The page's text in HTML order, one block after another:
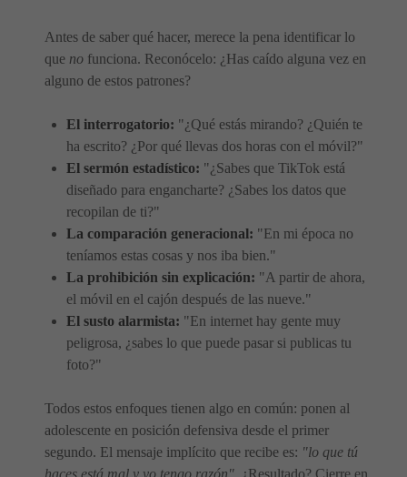
Antes de saber qué hacer, merece la pena identificar lo
que no funciona. Reconócelo: ¿Has caído alguna vez en
alguno de estos patrones?
El interrogatorio: "¿Qué estás mirando? ¿Quién te
ha escrito? ¿Por qué llevas dos horas con el móvil?"
El sermón estadístico: "¿Sabes que TikTok está
diseñado para engancharte? ¿Sabes los datos que
recopilan de ti?"
La comparación generacional: "En mi época no
teníamos estas cosas y nos iba bien."
La prohibición sin explicación: "A partir de ahora,
el móvil en el cajón después de las nueve."
El susto alarmista: "En internet hay gente muy
peligrosa, ¿sabes lo que puede pasar si publicas tu
foto?"
Todos estos enfoques tienen algo en común: ponen al
adolescente en posición defensiva desde el primer
segundo. El mensaje implícito que recibe es: "lo que tú
haces está mal y yo tengo razón" . ¿Resultado? Cierre en